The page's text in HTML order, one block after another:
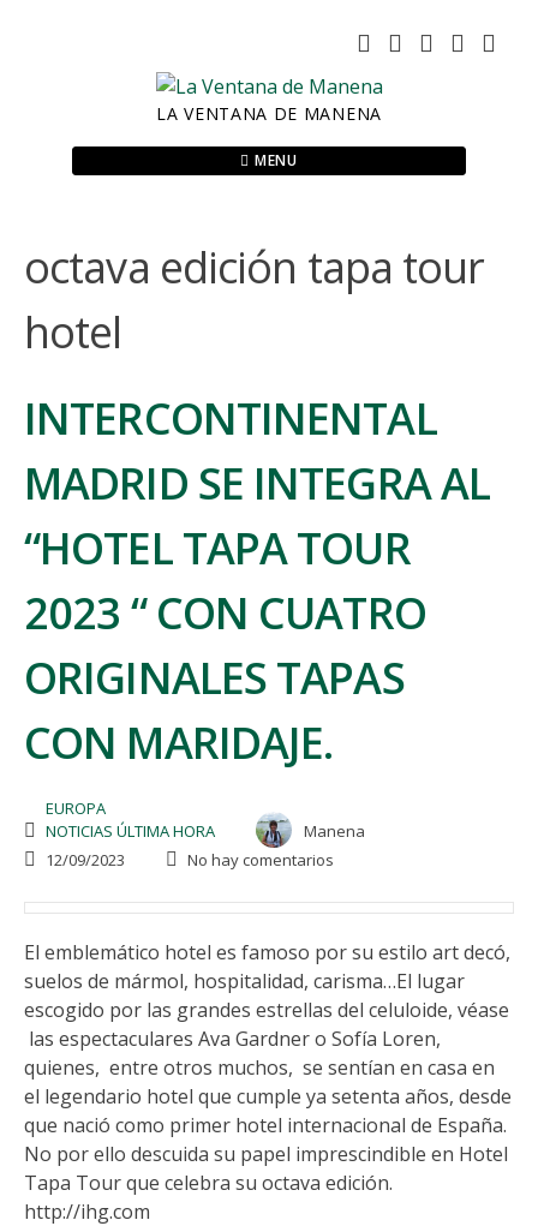
LA VENTANA DE MANENA
MENU
octava edición tapa tour
hotel
INTERCONTINENTAL
MADRID SE INTEGRA AL
“HOTEL TAPA TOUR
2023 “ CON CUATRO
ORIGINALES TAPAS
CON MARIDAJE.
EUROPA
NOTICIAS ÚLTIMA HORA
Manena
12/09/2023
No hay comentarios
El emblemático hotel es famoso por su estilo art decó,
suelos de mármol, hospitalidad, carisma…El lugar
escogido por las grandes estrellas del celuloide, véase
las espectaculares Ava Gardner o Sofía Loren,
quienes, entre otros muchos, se sentían en casa en
el legendario hotel que cumple ya setenta años, desde
que nació como primer hotel internacional de España.
No por ello descuida su papel imprescindible en Hotel
Tapa Tour que celebra su octava edición.
http://ihg.com